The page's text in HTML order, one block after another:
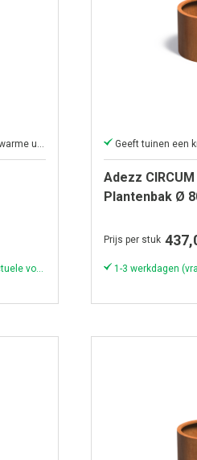
1-3 werkdagen (vraag altijd naar actuele voorraad & levertijd!)
Adezz
Plantenbak Ø
Prijs per stuk